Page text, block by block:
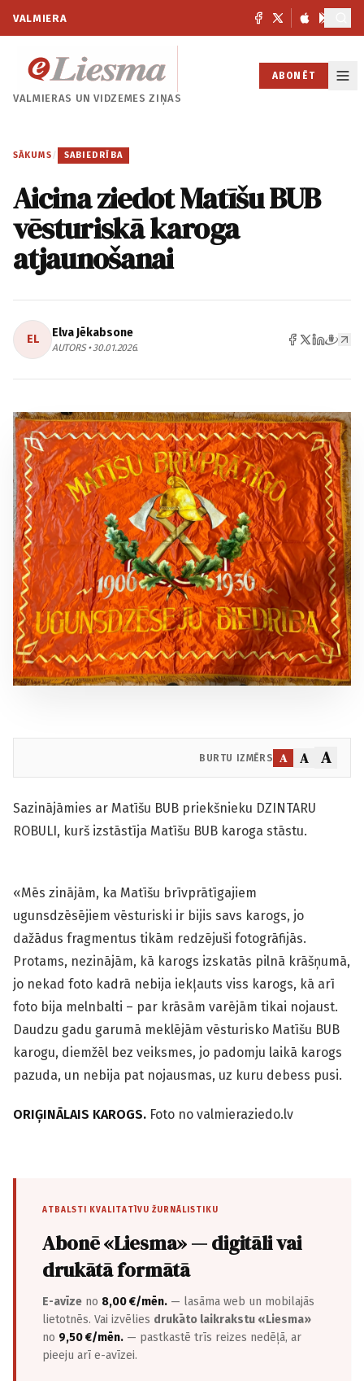
VALMIERA
VALMIERAS UNVIDZEMES ZIŅAS
ABONĒT
SĀKUMS / SABIEDRĪBA
Aicina ziedot Matīšu BUB
vēsturiskā karoga
atjaunošanai
EL Elva Jēkabsone
AUTORS • 30.01.2026.
BURTU IZMĒRS A A A
Sazinājāmies ar Matīšu BUB priekšnieku DZINTARU
ROBULI, kurš izstāstīja Matīšu BUB karoga stāstu.
«Mēs zinājām, ka Matīšu brīvprātīgajiem
ugunsdzēsējiem vēsturiski ir bijis savs karogs, jo
dažādus fragmentus tikām redzējuši fotogrāfijās.
Protams, nezinājām, kā karogs izskatās pilnā krāšņumā,
jo nekad foto kadrā nebija iekļauts viss karogs, kā arī
foto bija melnbalti – par krāsām varējām tikai nojaust.
Daudzu gadu garumā meklējām vēsturisko Matīšu BUB
karogu, diemžēl bez veiksmes, jo padomju laikā karogs
pazuda, un nebija pat nojausmas, uz kuru debess pusi.
ORIĢINĀLAIS KAROGS. Foto no valmieraziedo.lv
ATBALSTI KVALITATĪVU ŽURNĀLISTIKU
Abonē «Liesma» — digitāli vai
drukātā formātā
E-avīze no 8,00 €/mēn. — lasāma web un mobilajās
lietotnēs. Vai izvēlies drukāto laikrakstu «Liesma»
no 9,50 €/mēn. — pastkastē trīs reizes nedēļā, ar
pieeju arī e-avīzei.